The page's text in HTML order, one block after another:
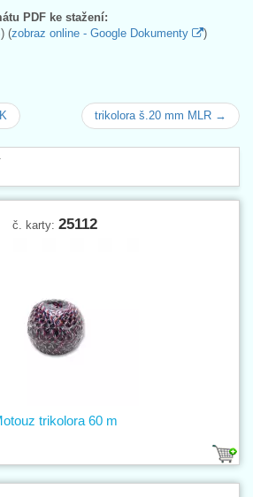
PDF ke stažení:
(zobraz online - Google Dokumenty )
trikolora š.20 mm MLR →
č. karty: 25112
trikolora 60 m